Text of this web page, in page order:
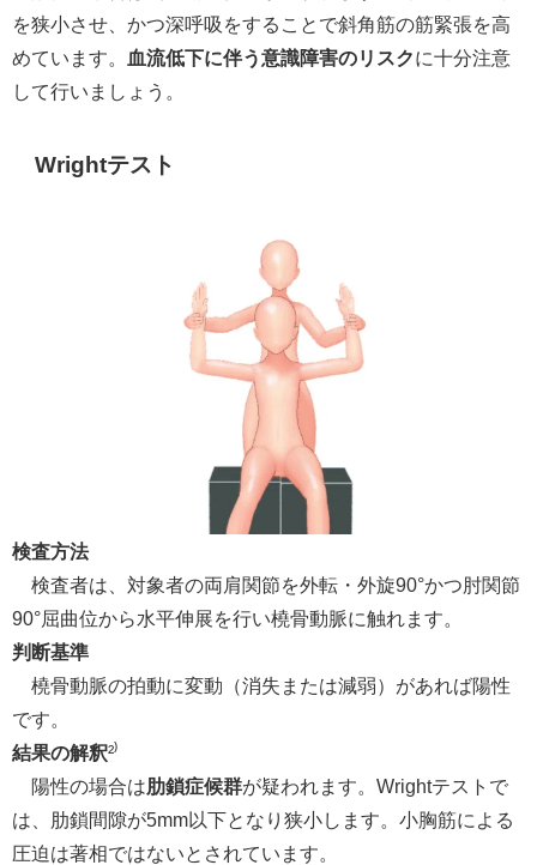
を狭小させ、かつ深呼吸をすることで斜角筋の筋緊張を高
めています。
血流低下に伴う意識障害のリスクに十分注意
して行いましょう。
Wrightテスト
検査方法
検査者は、対象者の両肩関節を外転・外旋90°かつ肘関節
90°屈曲位から水平伸展を行い橈骨動脈に触れます。
判断基準
橈骨動脈の拍動に変動（消失または減弱）があれば陽性
です。
結果の解釈²⁾
陽性の場合は 肋鎖症候群が疑われます。Wrightテストで
は、肋鎖間隙が5mm以下となり狭小します。小胸筋による
圧迫は著相ではないとされています。